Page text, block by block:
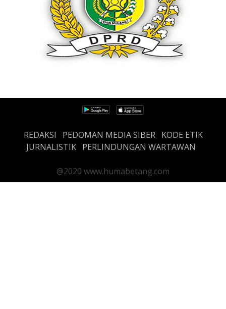
REDAKSI PEDOMAN MEDIA SIBER
KODE ETIK
JURNALISTIK PERLINDUNGAN WARTAWAN
@2020 www.humabetang.com